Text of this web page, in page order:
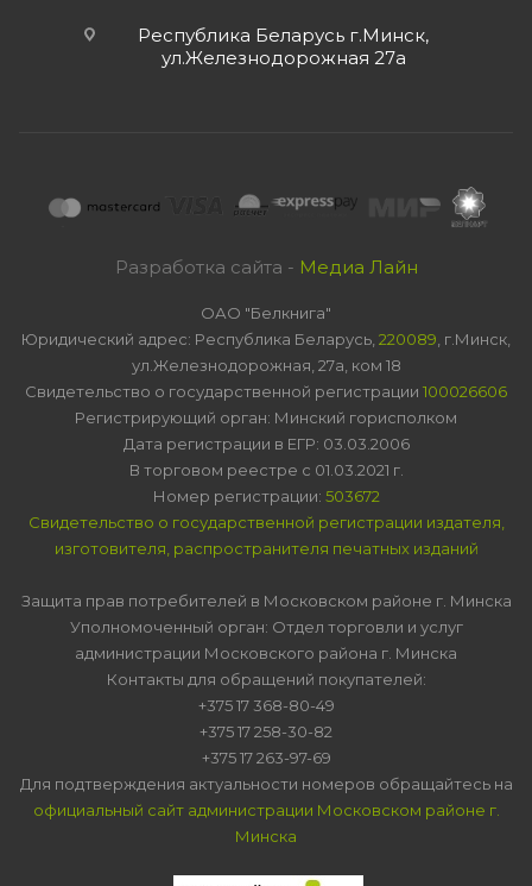
Республика Беларусь г.Минск,
ул.Железнодорожная 27а
Разработка сайта - Медиа Лайн
ОАО "Белкнига"
Юридический адрес: Республика Беларусь, 220089 , г.Минск,
ул.Железнодорожная, 27а, ком 18
Свидетельство о государственной регистрации 100026606
Регистрирующий орган: Минский горисполком
Дата регистрации в ЕГР: 03.03.2006
В торговом реестре с 01.03.2021 г.
Номер регистрации: 503672
Свидетельство о государственной регистрации издателя,
изготовителя, распространителя печатных изданий
Защита прав потребителей в Московском районе г. Минска
Уполномоченный орган: Отдел торговли и услуг
администрации Московского района г. Минска
Контакты для обращений покупателей:
+375 17 368-80-49
+375 17 258-30-82
+375 17 263-97-69
Для подтверждения актуальности номеров обращайтесь на
официальный сайт администрации Московском районе г.
Минска